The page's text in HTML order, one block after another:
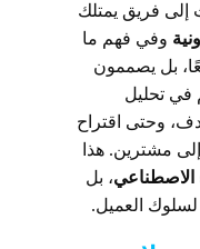
إلى فريق يمتلك
وفي فهم ما
بل يصممون
في تحليل
وحتى اقتراح
مشترين. هذا
الاصطناعي، بل
العميل.